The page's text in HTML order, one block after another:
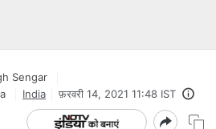
Sengar
India फ़रवरी 14, 2021 11:48 IST